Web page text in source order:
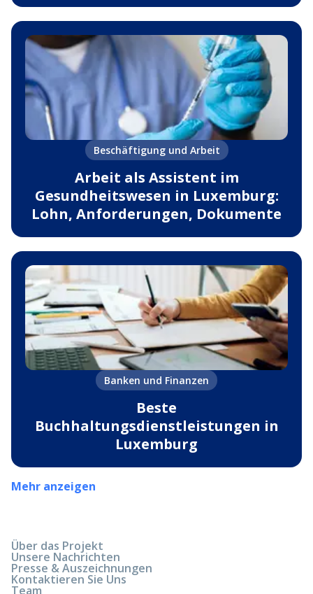
Beschäftigung und Arbeit
Arbeit als Assistent im
Gesundheitswesen in Luxemburg:
Lohn, Anforderungen, Dokumente
Banken und Finanzen
Beste
Buchhaltungsdienstleistungen in
Luxemburg
Mehr anzeigen
Über das Projekt
Unsere Nachrichten
Presse & Auszeichnungen
Kontaktieren Sie Uns
Team